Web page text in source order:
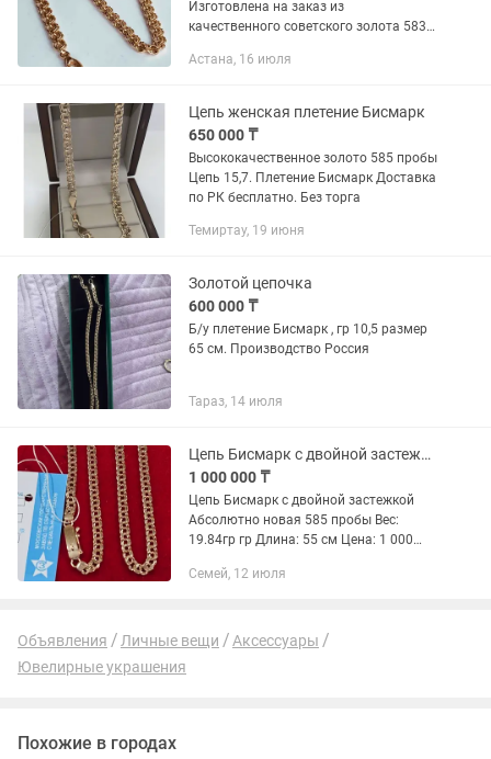
Изготовлена на заказ из
качественного советского золота 583
Астана, 16 июля
Цепь женская плетение Бисмарк
650 000 ₸
Высококачественное золото 585 пробы
Цепь 15,7. Плетение Бисмарк Доставка
по РК бесплатно. Без торга
Темиртау, 19 июня
Золотой цепочка
600 000 ₸
Б/у плетение Бисмарк , гр 10,5 размер
65 см. Производство Россия
Тараз, 14 июля
Цепь Бисмарк с двойной застежкой
1 000 000 ₸
Цепь Бисмарк с двойной застежкой
Абсолютно новая 585 пробы Вес:
19.84гр гр Длина: 55 см Цена: 1 000
Семей, 12 июля
Объявления Личные вещи
Аксессуары
Ювелирные украшения
Похожие в городах